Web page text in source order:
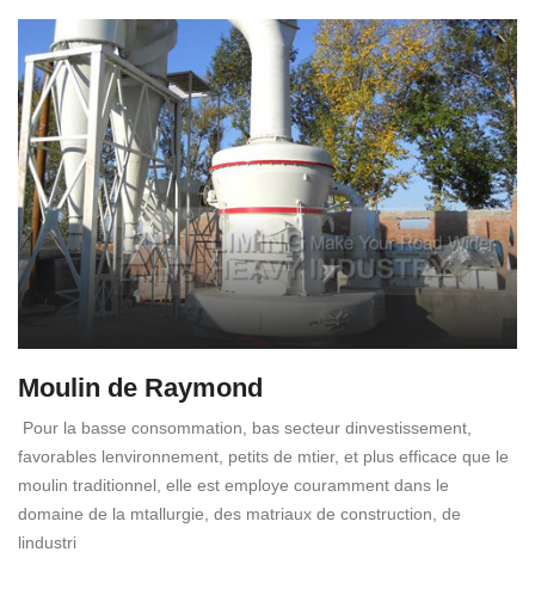
Moulin de Raymond
Pour la basse consommation, bas secteur dinvestissement,
favorables lenvironnement, petits de mtier, et plus efficace que le
moulin traditionnel, elle est employe couramment dans le
domaine de la mtallurgie, des matriaux de construction, de
lindustri